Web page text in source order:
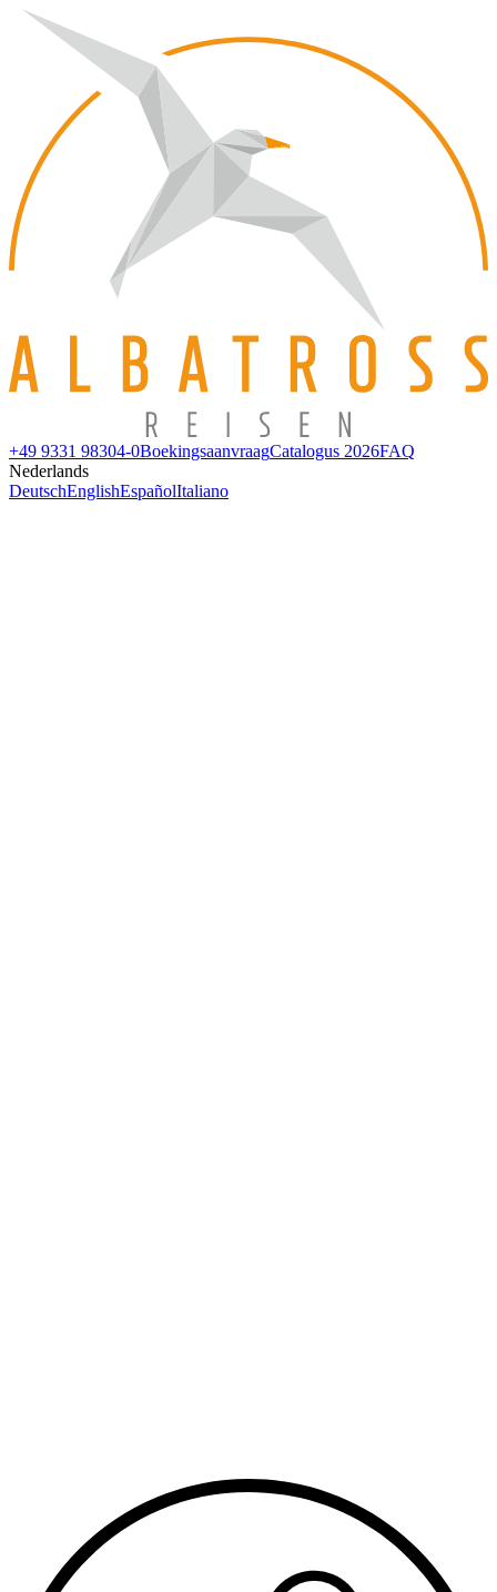
+49 9331 98304-0BoekingsaanvraagCatalogus 2026FAQ
Nederlands
DeutschEnglishEspañolItaliano